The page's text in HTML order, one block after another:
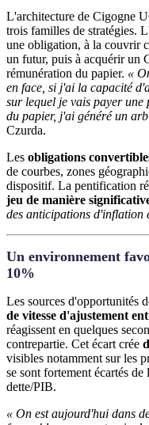
L'architecture de Cigogne
trois familles de stratégies.
une obligation, à la couvrir
un futur, puis à acquérir un
rémunération du papier. «
en face, si j'ai la capacité
sur lequel je vais payer
du papier, j'ai généré un
Czurda.
Les obligations
de courbes, zones
dispositif. La pentification
jeu de manière
des anticipations d'inflation
Un environnement
10%
Les sources d'opportunités
de vitesse d'ajustement
réagissent en quelques
contrepartie. Cet écart crée
visibles notamment sur les
se sont fortement écartés
dette/PIB.
« On est aujourd'hui dans